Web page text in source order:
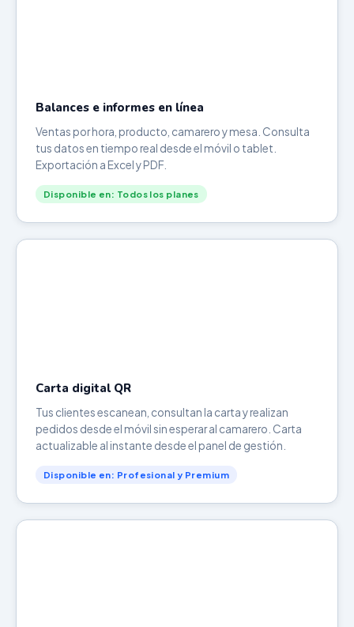
Balances e informes en línea
Ventas por hora, producto, camarero y mesa. Consulta
tus datos en tiempo real desde el móvil o tablet.
Exportación a Excel y PDF.
Disponible en: Todos los planes
Carta digital QR
Tus clientes escanean, consultan la carta y realizan
pedidos desde el móvil sin esperar al camarero. Carta
actualizable al instante desde el panel de gestión.
Disponible en: Profesional y Premium